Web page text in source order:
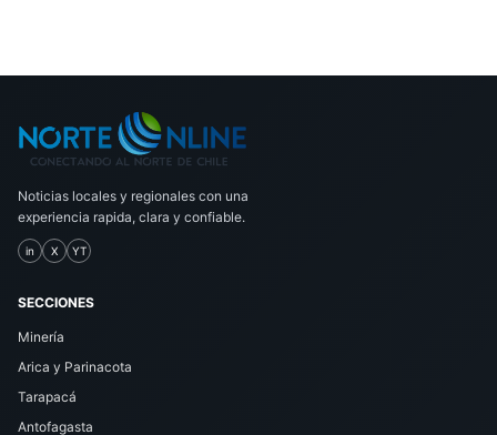
Noticias locales y regionales con una
experiencia rapida, clara y confiable.
in X YT
SECCIONES
Minería
Arica y Parinacota
Tarapacá
Antofagasta